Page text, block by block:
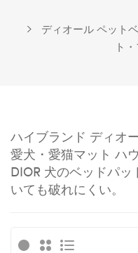
ディオール ペット
ト
ハイブランド ディオ
愛犬・愛猫マット ハ
DIOR 犬のベッドパ
いても破れにくい。